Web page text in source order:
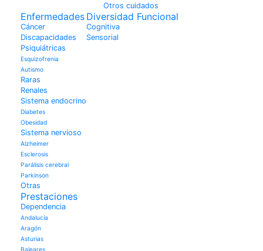
Otros cuidados
Enfermedades
Cáncer
Discapacidades
Psiquiátricas
Esquizofrenia
Autismo
Raras
Renales
Sistema endocrino
Diabetes
Obesidad
Sistema nervioso
Alzheimer
Esclerosis
Parálisis cerebral
Parkinson
Otras
Diversidad Funcional
Cognitiva
Sensorial
Prestaciones
Dependencia
Andalucía
Aragón
Asturias
Baleares